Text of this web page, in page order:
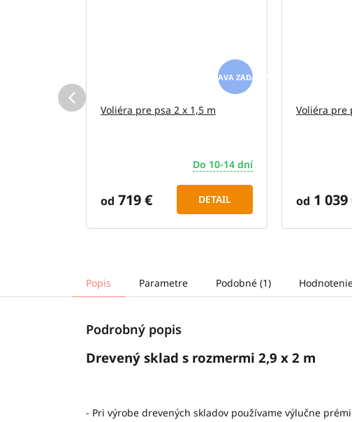
ZADARMO
Voliéra pre psa 2 x 1,5 m
Do 10-14 dní
od 719 € DETAIL
Voliéra pre
od 1 039
Popis Parametre Podobné (1)
Podrobný popis
Drevený sklad s rozmermi 2,9 x 2 m
- Pri výrobe drevených skladov používame výlučne